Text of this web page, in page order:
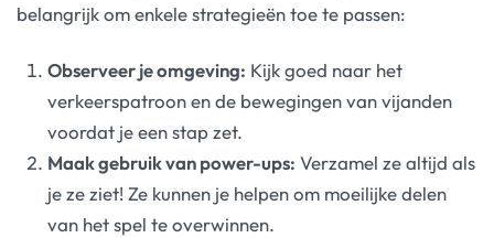
belangrijk om enkele strategieën toe te passen:
Observeer je omgeving: Kijk goed naar het
verkeerspatroon en de bewegingen van vijanden
voordat je een stap zet.
Maak gebruik van power-ups: Verzamel ze altijd als
je ze ziet! Ze kunnen je helpen om moeilijke delen
van het spel te overwinnen.